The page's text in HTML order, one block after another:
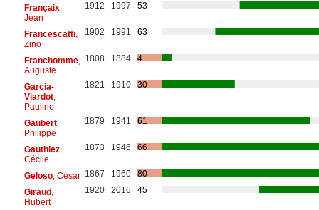
Françaix,
Jean
1912 1997 53
Francescatti,
Zino
1902 1991 63
Franchomme,
Auguste
1808 1884 4
Garcia-
Viardot,
Pauline
1821 1910 30
Gaubert,
Philippe
1879 1941 61
Gauthiez,
Cécile
1873 1946 66
Geloso, César 1867 1960
80
Giraud,
Hubert
1920 2016 45